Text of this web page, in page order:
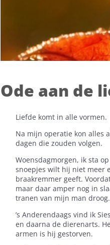
Ode aan de
Liefde komt in alle vormen.
Na mijn operatie kon alles
dagen die zouden volgen.
Woensdagmorgen, ik sta
snoepjes wilt hij niet meer
braakremmer geeft.
maar daar amper nog in
tranen van mijn man droog.
’s Anderendaags vind ik
en daarna de dierenarts.
armen is hij gestorven.